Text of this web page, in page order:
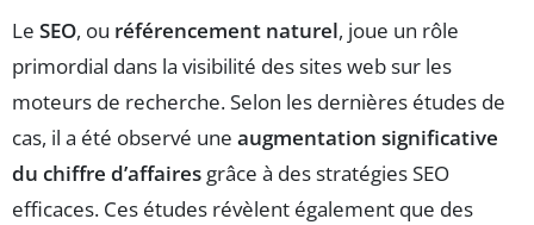
Le SEO, ou référencement naturel, joue un rôle
primordial dans la visibilité des sites web sur les
moteurs de recherche. Selon les dernières études de
cas, il a été observé une augmentation significative
du chiffre d’affaires grâce à des stratégies SEO
efficaces. Ces études révèlent également que des